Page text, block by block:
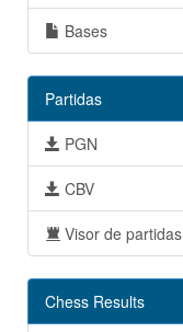
Bases
Partidas
PGN
CBV
Visor de partidas
Chess Results